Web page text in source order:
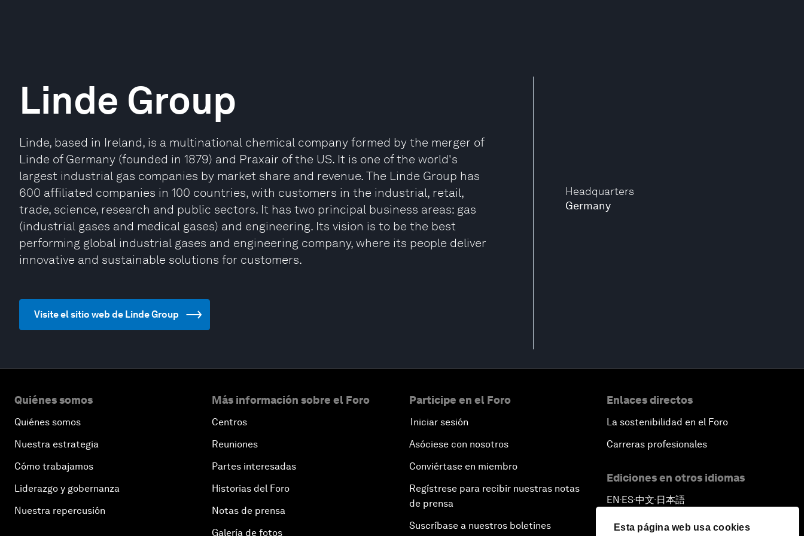
Esta página web usa cookies
Headquarters
Germany
Linde Group
Linde, based in Ireland, is a multinational chemical company formed by the merger of
Linde of Germany (founded in 1879) and Praxair of the US. It is one of the world's
largest industrial gas companies by market share and revenue. The Linde Group has
600 affiliated companies in 100 countries, with customers in the industrial, retail,
trade, science, research and public sectors. It has two principal business areas: gas
(industrial gases and medical gases) and engineering. Its vision is to be the best
performing global industrial gases and engineering company, where its people deliver
innovative and sustainable solutions for customers.
Visite el sitio web de Linde Group
Quiénes somos
Quiénes somos
Nuestra estrategia
Cómo trabajamos
Liderazgo y gobernanza
Nuestra repercusión
Más información sobre el Foro
Centros
Reuniones
Partes interesadas
Historias del Foro
Notas de prensa
Galería de fotos
Participe en el Foro
Iniciar sesión
Asóciese con nosotros
Conviértase en miembro
Regístrese para recibir nuestras notas
de prensa
Suscríbase a nuestros boletines
Enlaces directos
La sostenibilidad en el Foro
Carreras profesionales
Ediciones en otros idiomas
EN ▪ES▪中文▪ 日本語